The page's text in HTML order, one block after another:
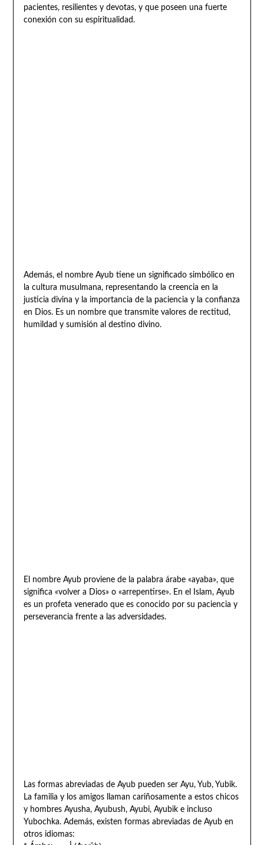
pacientes, resilientes y devotas, y que poseen una fuerte
conexión con su espiritualidad.
Además, el nombre Ayub tiene un significado simbólico en
la cultura musulmana, representando la creencia en la
justicia divina y la importancia de la paciencia y la confianza
en Dios. Es un nombre que transmite valores de rectitud,
humildad y sumisión al destino divino.
El nombre Ayub proviene de la palabra árabe «ayaba», que
significa «volver a Dios» o «arrepentirse». En el Islam, Ayub
es un profeta venerado que es conocido por su paciencia y
perseverancia frente a las adversidades.
Las formas abreviadas de Ayub pueden ser Ayu, Yub, Yubik.
La familia y los amigos llaman cariñosamente a estos chicos
y hombres Ayusha, Ayubush, Ayubi, Ayubik e incluso
Yubochka. Además, existen formas abreviadas de Ayub en
otros idiomas: